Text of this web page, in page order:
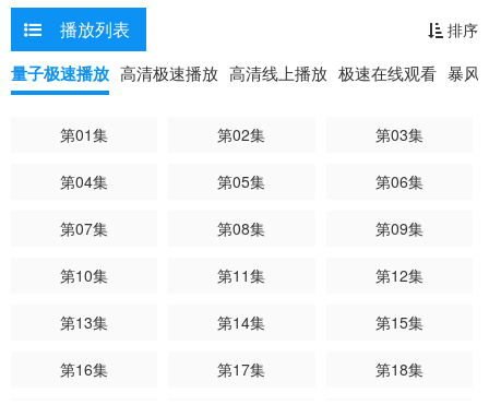
播放列表 排序
量子极速播放 高清极速播放 高清线上播放 极速在线观看 暴风
第01集 第02集 第03集
第04集 第05集 第06集
第07集 第08集 第09集
第10集 第11集 第12集
第13集 第14集 第15集
第16集 第17集 第18集